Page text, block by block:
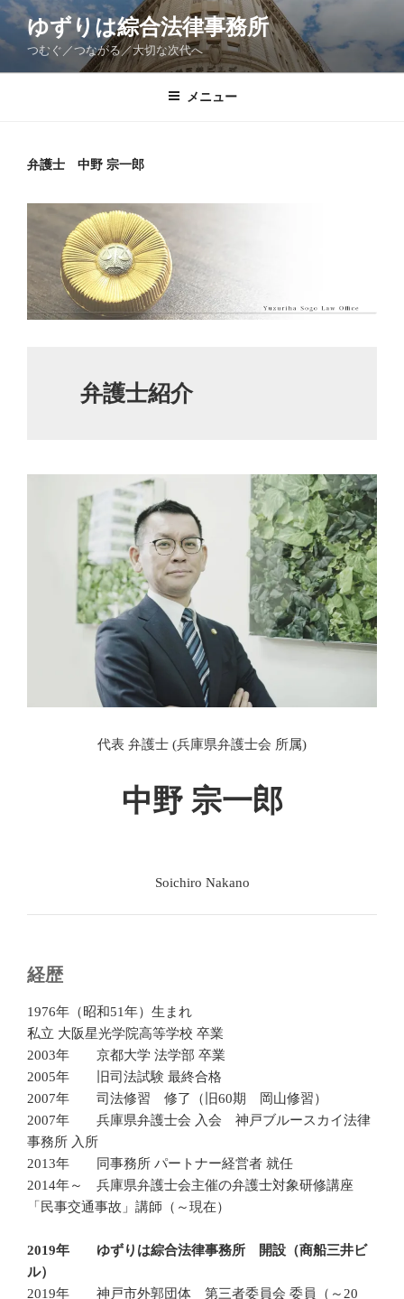
コ
ン
ゆずりは綜合法律事務所
つむぐ／つながる／大切な次代へ
メニュー
弁護士 中野 宗一郎
弁護士紹介
代表 弁護士 (兵庫県弁護士会 所属)
中野 宗一郎
Soichiro Nakano
経歴
1976年（昭和51年）生まれ
私立 大阪星光学院高等学校 卒業
2003年 京都大学 法学部 卒業
2005年 旧司法試験 最終合格
2007年 司法修習 修了（旧60期 岡山修習）
2007年 兵庫県弁護士会 入会 神戸ブルースカイ法律
事務所 入所
2013年 同事務所 パートナー経営者 就任
2014年～ 兵庫県弁護士会主催の弁護士対象研修講座
「民事交通事故」講師（～現在）
2019年 ゆずりは綜合法律事務所 開設（商船三井ビ
ル）
2019年 神戸市外郭団体 第三者委員会 委員（～20